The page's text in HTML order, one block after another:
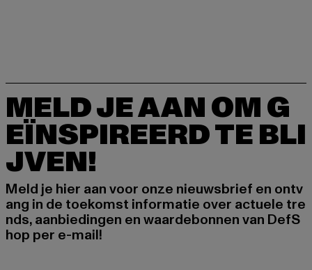
MELD JE AAN OM G
EÏNSPIREERD TE BLI
JVEN!
Meld je hier aan voor onze nieuwsbrief en ontv
ang in de toekomst informatie over actuele tre
nds, aanbiedingen en waardebonnen van DefS
hop per e-mail!